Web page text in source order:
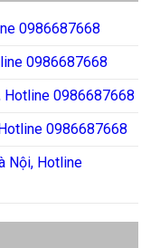
0986687668
0986687668
Hotline 0986687668
0986687668
Nội, Hotline